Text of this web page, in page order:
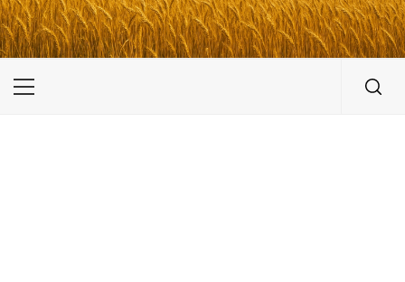
UKRAINE-IS
ПУТЕШЕСТВИЕ ПО УКРАИНЕ
Primary